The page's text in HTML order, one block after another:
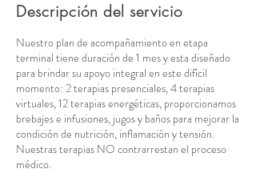
Descripción del servicio
Nuestro plan de acompañamiento en etapa
terminal tiene duración de 1 mes y esta diseñado
para brindar su apoyo integral en este difícil
momento: 2 terapias presenciales, 4 terapias
virtuales, 12 terapias energéticas, proporcionamos
brebajes e infusiones, jugos y baños para mejorar la
condición de nutrición, inflamación y tensión.
Nuestras terapias NO contrarrestan el proceso
médico.